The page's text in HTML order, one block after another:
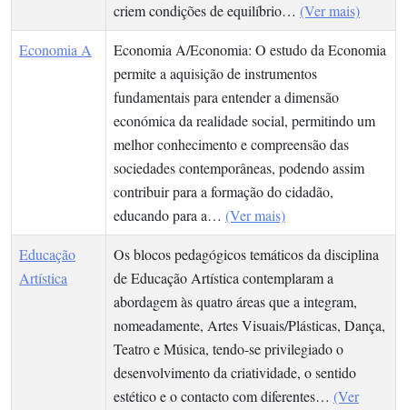
criem condições de equilíbrio… (Ver mais)
Economia A
Economia A/Economia: O estudo da Economia
permite a aquisição de instrumentos
fundamentais para entender a dimensão
económica da realidade social, permitindo um
melhor conhecimento e compreensão das
sociedades contemporâneas, podendo assim
contribuir para a formação do cidadão,
educando para a… (Ver mais)
Educação
Artística
Os blocos pedagógicos temáticos da disciplina
de Educação Artística contemplaram a
abordagem às quatro áreas que a integram,
nomeadamente, Artes Visuais/Plásticas, Dança,
Teatro e Música, tendo-se privilegiado o
desenvolvimento da criatividade, o sentido
estético e o contacto com diferentes… (Ver